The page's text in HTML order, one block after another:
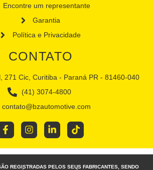
Encontre um representante
Garantia
Política e Privacidade
CONTATO
271 Cic, Curitiba - Paraná PR - 81460-040
(41) 3074-4800
contato@bzautomotive.com
REGISTRADAS PELOS SEUS FABRICANTES, SENDO